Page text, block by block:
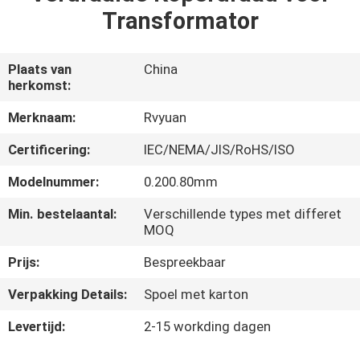
ONGEVEER
ONS
FABRIEKSREIS
KWALITEITSCONTROLE
ONS
NIEUWS
Transformator
Plaats van
herkomst:
China
Merknaam:
Rvyuan
Certificering:
IEC/NEMA/JIS/RoHS/ISO
Modelnummer:
0.200.80mm
Min. bestelaantal:
Verschillende types met differet
MOQ
Prijs:
Bespreekbaar
Verpakking Details:
Spoel met karton
Levertijd:
2-15 workding dagen